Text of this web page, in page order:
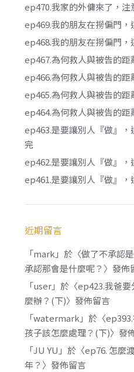
ep470.我家的外傭來了，
ep469.我的朋友在撈偏門
ep468.我的朋友在撈偏門
ep467.為何救人與被告的
ep466.為何救人與被告的距
ep465.為何救人與被告的距
ep464.為何救人與被告的距
ep463.是要讓別人『做』
完
ep462.是要讓別人『做』
ep461.是要讓別人『做』
近期留言
「mark 」於〈做了不承認
承認那會是什麼呢？ 〉發佈
「user」於〈ep423.我爸
麼辦？(下)〉發佈留言
「watermark 」於〈
孩子該怎麼處理？(下)〉發
「JU YU 」於〈ep76. 怎麼
年？ 〉發佈留言